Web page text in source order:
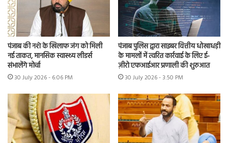
पंजाब की नशे के खिलाफ जंग को मिली
नई ताकत, मानसिक स्वास्थ्य लीडर्स
संभालेंगे मोर्चा
30 July 2026 - 6:06 PM
पंजाब पुलिस द्वारा साइबर वित्तीय धोखाधड़ी
के मामलों में त्वरित कार्रवाई के लिए ई-
ज़ीरो एफआईआर प्रणाली की शुरुआत
30 July 2026 - 3:50 PM